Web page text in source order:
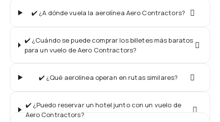
✔️ ¿A dónde vuela la aerolínea Aero Contractors?
✔️ ¿Cuándo se puede comprar los billetes más baratos
para un vuelo de Aero Contractors?
✔️ ¿Qué aerolínea operan en rutas similares?
✔️ ¿Puedo reservar un hotel junto con un vuelo de
Aero Contractors?